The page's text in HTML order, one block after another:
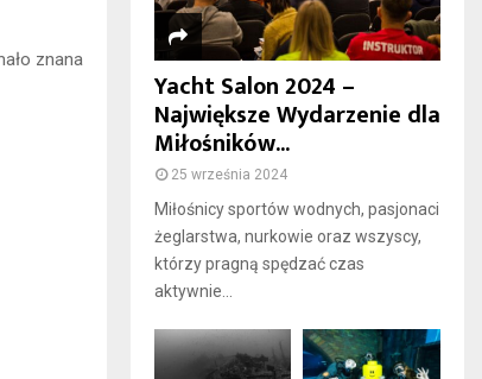
znana
Yacht Salon 2024 –
Największe Wydarzenie dla
Miłośników...
25 września 2024
Miłośnicy sportów wodnych, pasjonaci
żeglarstwa, nurkowie oraz wszyscy,
którzy pragną spędzać czas
aktywnie...